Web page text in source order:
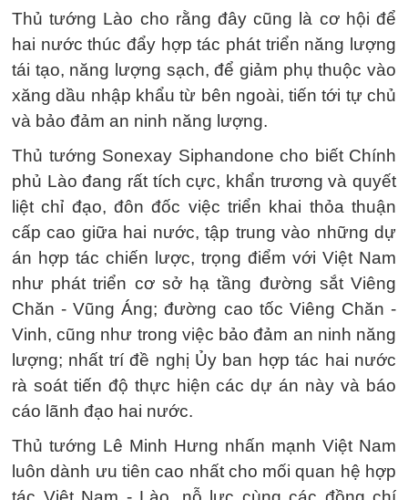
Thủ tướng Lào cho rằng đây cũng là cơ hội để
hai nước thúc đẩy hợp tác phát triển năng lượng
tái tạo, năng lượng sạch, để giảm phụ thuộc vào
xăng dầu nhập khẩu từ bên ngoài, tiến tới tự chủ
và bảo đảm an ninh năng lượng.
Thủ tướng Sonexay Siphandone cho biết Chính
phủ Lào đang rất tích cực, khẩn trương và quyết
liệt chỉ đạo, đôn đốc việc triển khai thỏa thuận
cấp cao giữa hai nước, tập trung vào những dự
án hợp tác chiến lược, trọng điểm với Việt Nam
như phát triển cơ sở hạ tầng đường sắt Viêng
Chăn - Vũng Áng; đường cao tốc Viêng Chăn -
Vinh, cũng như trong việc bảo đảm an ninh năng
lượng; nhất trí đề nghị Ủy ban hợp tác hai nước
rà soát tiến độ thực hiện các dự án này và báo
cáo lãnh đạo hai nước.
Thủ tướng Lê Minh Hưng nhấn mạnh Việt Nam
luôn dành ưu tiên cao nhất cho mối quan hệ hợp